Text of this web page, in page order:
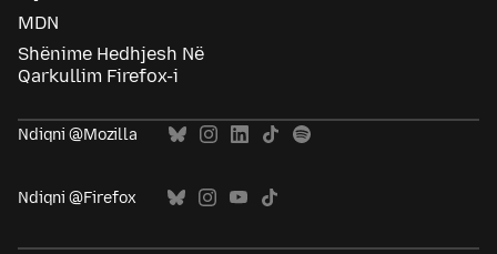
MDN
Shënime Hedhjesh Në
Qarkullim Firefox-i
Ndiqni @Mozilla
Ndiqni @Firefox